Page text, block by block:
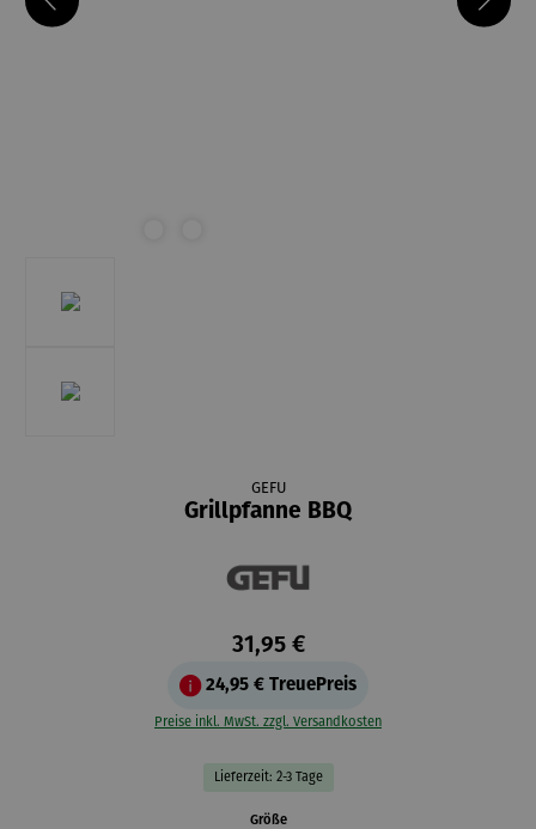
GEFU
Grillpfanne BBQ
31,95 €
24,95 € TreuePreis
Preise inkl. MwSt. zzgl. Versandkosten
Lieferzeit: 2-3 Tage
Größeauswählen